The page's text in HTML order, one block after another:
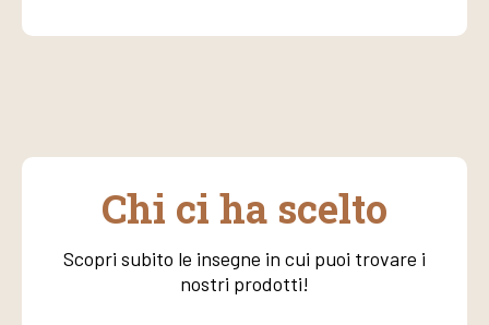
Chi ci ha scelto
Scopri subito le insegne in cui puoi trovare i
nostri prodotti!